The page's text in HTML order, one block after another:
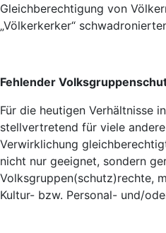
Gleichberechtigung von
„Völkerkerker“
Fehlender
Für die heutigen Verhältnisse
stellvertretend für viele
Verwirklichung
nicht nur geeignet, sondern
Volksgruppen(schutz)rechte,
Kultur- bzw. Personal- und/